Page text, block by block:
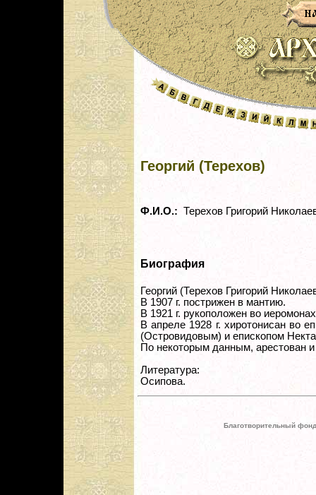
Георгий (Терехов)
Ф.И.О.: Терехов Григорий
Биография
Георгий (Терехов Григорий
В 1907 г. пострижен в мантию.
В 1921 г. рукоположен во
В апреле 1928 г. хиротонисан во
(Островидовым) и епископом
По некоторым данным, арестован и
Литература:
Осипова.
Благотворительный